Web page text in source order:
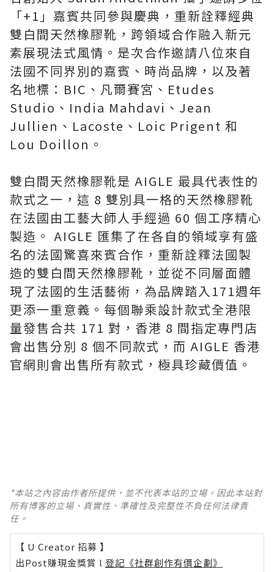
「+1」嘉賓共同參與慶典，重新詮釋經典
雙白間天然橡膠靴，跨領域合作融入新元
素展現法式風情。是次合作邀請八位來自
法國不同界別的嘉賓、時尚品牌，以及著
名地標：BIC、凡爾賽宮、Etudes
Studio、India Mahdavi、Jean
Jullien、Lacoste、Loic Prigent 和
Lou Doillon。
雙白間天然橡膠靴是 AIGLE 最具代表性的
款式之一，這 8 雙別具一格的天然橡膠靴
在法國由工藝大師人手經過 60 個工序精心
製造。 AIGLE 匯集了在各自的領域享有盛
名的法國驚喜來賓合作，重新詮釋法國製
造的雙白間天然橡膠靴，並從不同層面體
現了法國的生活藝術，為品牌踏入171週年
更添一重意義。每個聯乘設計款式全港限
量發售合共 171 對，香港 8 間指定專門店
會出售分別 8 個不同款式，而 AIGLE 香港
官網則會出售所有款式，極具珍藏價值。
*本站之內容由作者所提供，並不代表本站的立場。因此本站對
所有博客的立場、真實性、準確性及完整性不負任何法律責
任。
【 U Creator 招募 】
出Post賺現金獎賞 l 登記《社群創作有價企劃》